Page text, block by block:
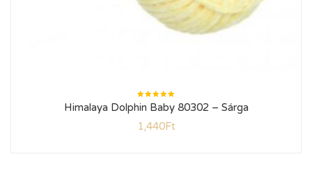
Értékelés:
5.00/ 5
Himalaya Dolphin Baby 80302 – Sárga
1,440Ft